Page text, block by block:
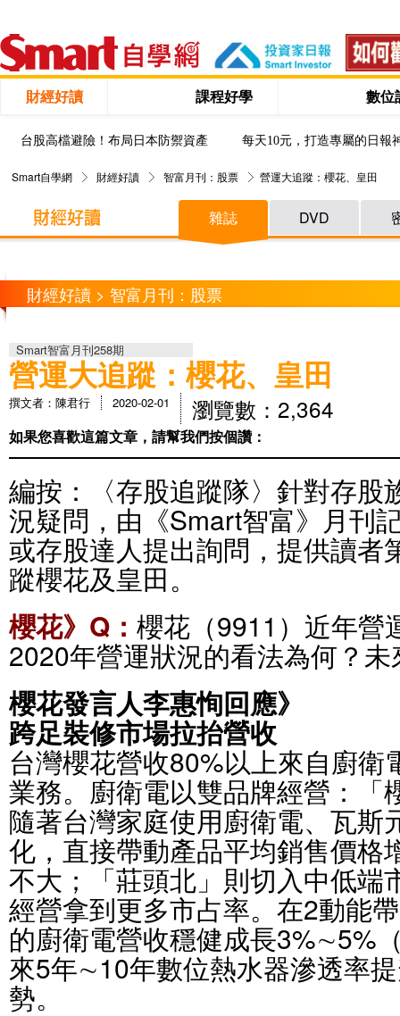
財經好讀 課程好學 數位
台股高檔避險！布局日本防禦資產 每天10元，打造專屬的日報
Smart自學網 財經好讀 智富月刊：股票 營運大追蹤：櫻花、皇田
雜誌 DVD
財經好讀 > 智富月刊：股票
Smart智富月刊258期
營運大追蹤：櫻花、皇田
撰文者：陳君行 2020-02-01 瀏覽數：2,364
如果您喜歡這篇文章，請幫我們按個讚：
編按：〈存股追蹤隊〉針對存股
況疑問，由《Smart智富》月刊
或存股達人提出詢問，提供讀者
蹤櫻花及皇田。
櫻花》Q： 櫻花（9911）近年營
2020年營運狀況的看法為何？
櫻花發言人李惠恂回應》
跨足裝修市場拉抬營收
台灣櫻花營收80%以上來自廚衛
業務。廚衛電以雙品牌經營：「
隨著台灣家庭使用廚衛電、瓦斯
化，直接帶動產品平均銷售價格
不大；「莊頭北」則切入中低端
經營拿到更多市占率。在2動能
的廚衛電營收穩健成長3%∼5%
來5年∼10年數位熱水器滲透率
勢。